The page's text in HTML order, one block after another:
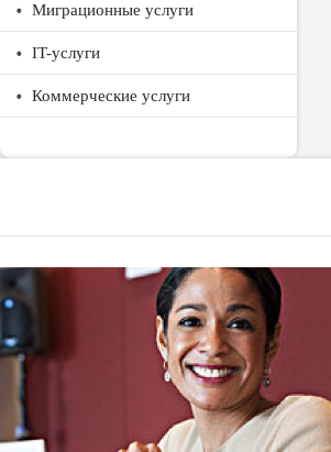
Миграционные услуги
IT-услуги
Коммерческие услуги